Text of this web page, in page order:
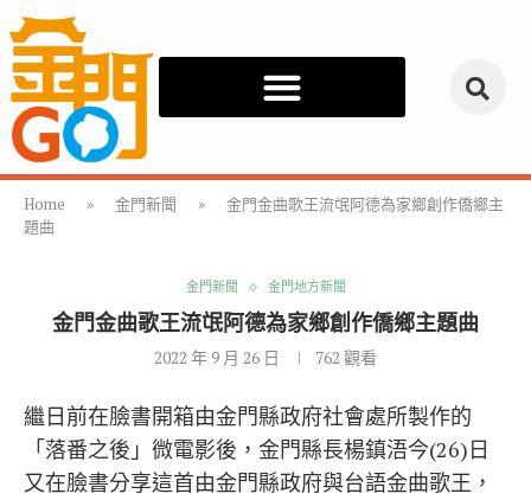
Home » 金門新聞 »
金門金曲歌王流氓阿德為家鄉創作僑鄉主
題曲
金門新聞 金門地方新聞
金門金曲歌王流氓阿德為家鄉創作僑鄉主題曲
2022 年 9 月 26 日 762 觀看
繼日前在臉書開箱由金門縣政府社會處所製作的
「落番之後」微電影後，金門縣長楊鎮浯今(26)日
又在臉書分享這首由金門縣政府與台語金曲歌王，